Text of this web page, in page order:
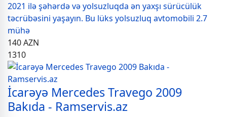
2021 ilə şəhərdə və yolsuzluqda ən yaxşı sürücülük
təcrübəsini yaşayın. Bu lüks yolsuzluq avtomobili 2.7
mühə
140AZN
1310
İcarəyə Mercedes Travego 2009
Bakıda - Ramservis.az